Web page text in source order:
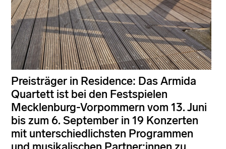
Preisträger in Residence: Das Armida
Quartett ist bei den Festspielen
Mecklenburg-Vorpommern vom 13. Juni
bis zum 6. September in 19 Konzerten
mit unterschiedlichsten Programmen